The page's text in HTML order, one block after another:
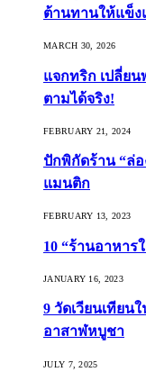
ต้านทานให้แข็ง
MARCH 30, 2026
แจกทริก เปลี่ย
ตามได้จริง!
FEBRUARY 21, 2024
ปักพิกัดร้าน “ล่อ
แมนติก
FEBRUARY 13, 2023
10 “ร้านอาหาร
JANUARY 16, 2023
9 วัดเวียนเทียน
อาสาฬหบูชา
JULY 7, 2025